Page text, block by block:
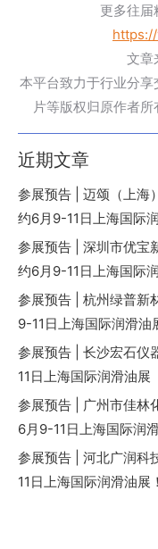
更多往届
文章
本平台致力于行业分
片等版权归原作者所
近期文章
参展预告 | 迈颂（上海
约6月9-11日上海国际
参展预告 | 深圳市优宝
约6月9-11日上海国际
参展预告 | 杭州绿普新
9-11日上海国际润滑油
参展预告 | 长沙宏石仪
11日上海国际润滑油展
参展预告 | 广州市佳林
6月9-11日上海国际润
参展预告 | 河北广润科
11日上海国际润滑油展！